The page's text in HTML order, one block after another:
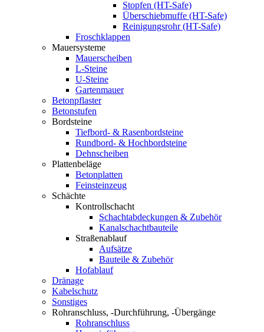
Stopfen (HT-Safe)
Überschiebmuffe (HT-Safe)
Reinigungsrohr (HT-Safe)
Froschklappen
Mauersysteme
Mauerscheiben
L-Steine
U-Steine
Gartenmauer
Betonpflaster
Betonstufen
Bordsteine
Tiefbord- & Rasenbordsteine
Rundbord- & Hochbordsteine
Dehnscheiben
Plattenbeläge
Betonplatten
Feinsteinzeug
Schächte
Kontrollschacht
Schachtabdeckungen & Zubehör
Kanalschachtbauteile
Straßenablauf
Aufsätze
Bauteile & Zubehör
Hofablauf
Dränage
Kabelschutz
Sonstiges
Rohranschluss, -Durchführung, -Übergänge
Rohranschluss